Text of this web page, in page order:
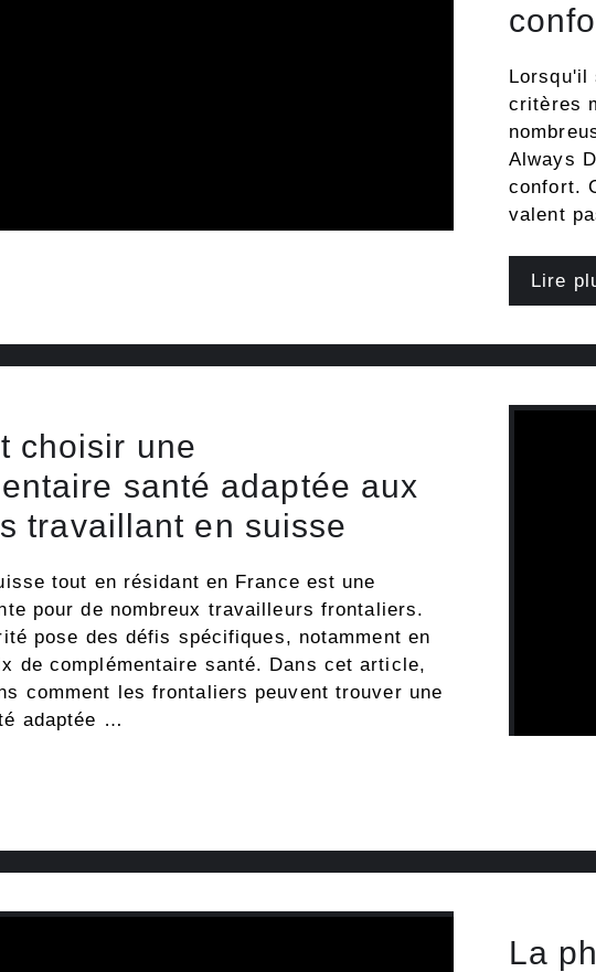
Lorsqu'il
critères
Always
confort.
valent
Lire
choisir une
santé adaptée aux
travaillant en suisse
tout en résidant en France est une
pour de nombreux travailleurs frontaliers.
pose des défis spécifiques, notamment en
de complémentaire santé. Dans cet article,
comment les frontaliers peuvent trouver une
adaptée …
La